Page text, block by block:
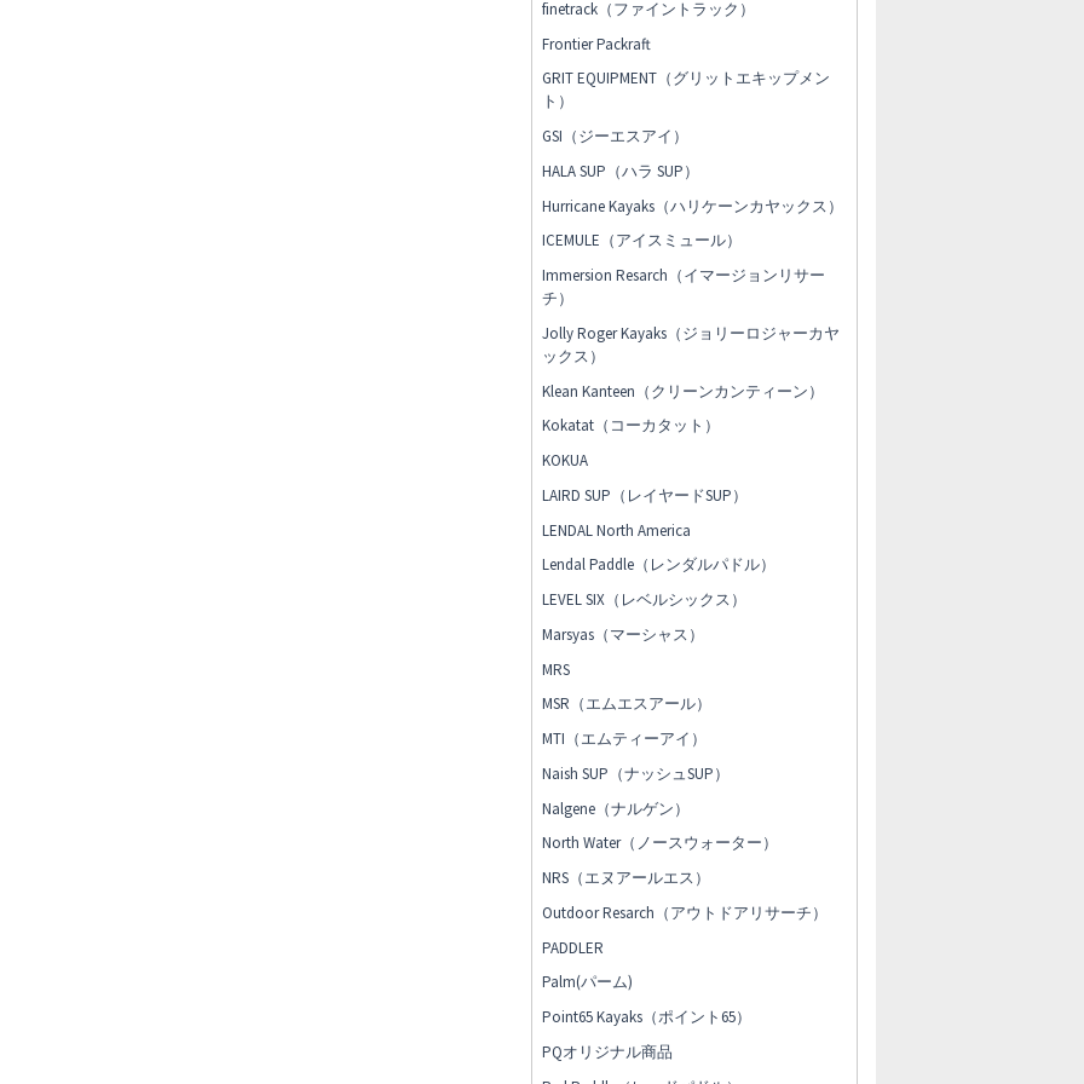
finetrack（ファイントラック）
Frontier Packraft
GRIT EQUIPMENT（グリットエキップメン
ト）
GSI（ジーエスアイ）
HALA SUP（ハラ SUP）
Hurricane Kayaks（ハリケーンカヤックス）
ICEMULE（アイスミュール）
Immersion Resarch（イマージョンリサー
チ）
Jolly Roger Kayaks（ジョリーロジャーカヤ
ックス）
Klean Kanteen（クリーンカンティーン）
Kokatat（コーカタット）
KOKUA
LAIRD SUP（レイヤードSUP）
LENDAL North America
Lendal Paddle（レンダルパドル）
LEVEL SIX（レベルシックス）
Marsyas（マーシャス）
MRS
MSR（エムエスアール）
MTI（エムティーアイ）
Naish SUP（ナッシュSUP）
Nalgene（ナルゲン）
North Water（ノースウォーター）
NRS（エヌアールエス）
Outdoor Resarch（アウトドアリサーチ）
PADDLER
Palm(パーム)
Point65 Kayaks（ポイント65）
PQオリジナル商品